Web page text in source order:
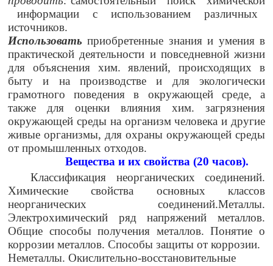
информации с использованием различных
источников.
Использовать приобретенные знания и умения в
практической деятельности и повседневной жизни
для объяснения хим. явлений, происходящих в
быту и на производстве и для экологически
грамотного поведения в окружающей среде, а
также для оценки влияния хим. загрязнения
окружающей среды на организм человека и другие
живые организмы, для охраны окружающей среды
от промышленных отходов.
Вещества и их свойства (20 часов).
Классификация неорганических соединений.
Химические свойства основных классов
неорганических соединений.Металлы.
Электрохимический ряд напряжений металлов.
Общие способы получения металлов. Понятие о
коррозии металлов. Способы защиты от коррозии.
Неметаллы. Окислительно-восстановительные